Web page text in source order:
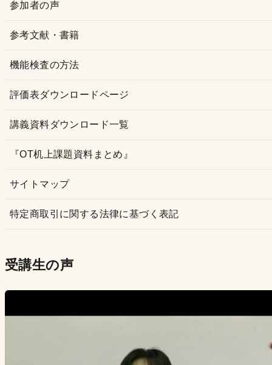
参加者の声
参考文献・書籍
機能検査の方法
評価表ダウンロードページ
講義資料ダウンロード一覧
『OT机上課題資料まとめ』
サイトマップ
特定商取引に関する法律に基づく表記
受講生の声